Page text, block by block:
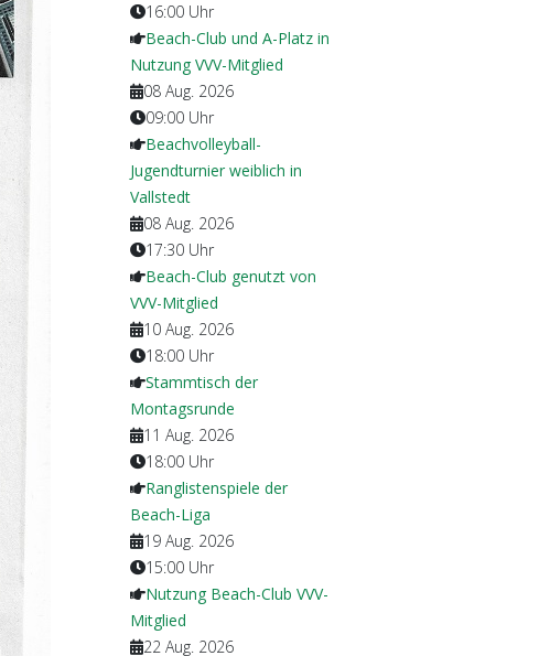
16:00 Uhr
Beach-Club und A-Platz in
Nutzung VVV-Mitglied
08 Aug. 2026
09:00 Uhr
Beachvolleyball-
Jugendturnier weiblich in
Vallstedt
08 Aug. 2026
17:30 Uhr
Beach-Club genutzt von
VVV-Mitglied
10 Aug. 2026
18:00 Uhr
Stammtisch der
Montagsrunde
11 Aug. 2026
18:00 Uhr
Ranglistenspiele der
Beach-Liga
19 Aug. 2026
15:00 Uhr
Nutzung Beach-Club VVV-
Mitglied
22 Aug. 2026